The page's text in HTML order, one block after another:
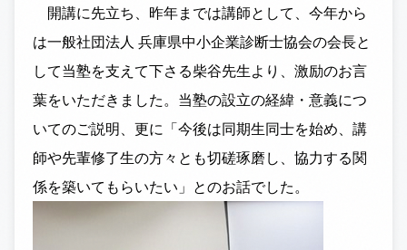
開講に先立ち、昨年までは講師として、今年から
は一般社団法人 兵庫県中小企業診断士協会の会長と
して当塾を支えて下さる柴谷先生より、激励のお言
葉をいただきました。当塾の設立の経緯・意義につ
いてのご説明、更に「今後は同期生同士を始め、講
師や先輩修了生の方々とも切磋琢磨し、協力する関
係を築いてもらいたい」とのお話でした。